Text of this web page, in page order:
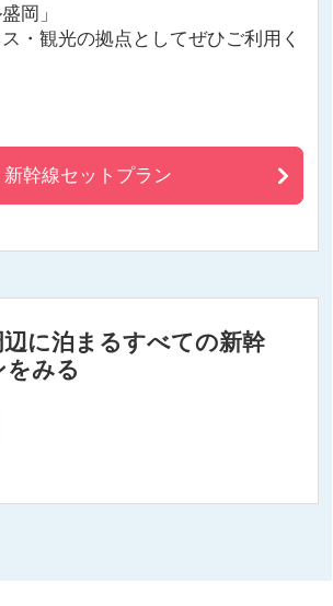
岡」
・観光の拠点としてぜひご利用く
新幹線セットプラン
辺に泊まるすべての新幹
をみる